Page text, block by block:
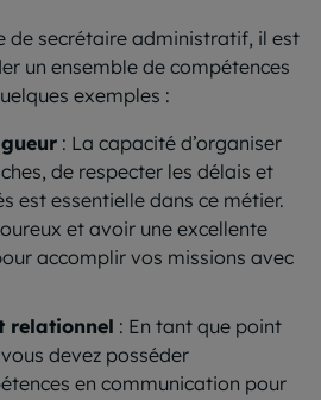
de secrétaire administratif, il est
un ensemble de compétences
exemples :
: La capacité d’organiser
de respecter les délais et
est essentielle dans ce métier.
et avoir une excellente
accomplir vos missions avec
relationnel : En tant que point
devez posséder
en communication pour